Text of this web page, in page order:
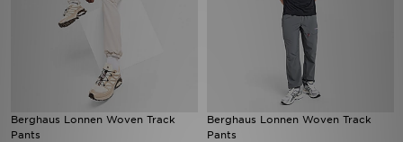
Berghaus Lonnen Woven Track
Pants
Berghaus Lonnen Woven Track
Pants